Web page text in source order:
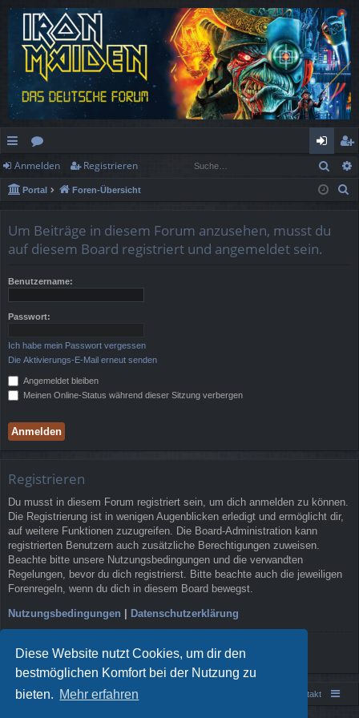
Diese Website nutzt Cookies, um dir den
bestmöglichen Komfort bei der Nutzung zu
bieten. Mehr erfahren
ch
ne
ug
f
or
en
n
m
de
eg
ist
Anmelden Registrieren
Portal Foren-Übersicht
Um Beiträge in diesem Forum anzusehen, musst du
auf diesem Board registriert und angemeldet sein.
Benutzername:
Passwort:
Ich habe mein Passwort vergessen
Die Aktivierungs-E-Mail erneut senden
Angemeldet bleiben
Meinen Online-Status während dieser Sitzung verbergen
Registrieren
Du musst in diesem Forum registriert sein, um dich anmelden zu können.
Die Registrierung ist in wenigen Augenblicken erledigt und ermöglicht dir,
auf weitere Funktionen zuzugreifen. Die Board-Administration kann
registrierten Benutzern auch zusätzliche Berechtigungen zuweisen.
Beachte bitte unsere Nutzungsbedingungen und die verwandten
Regelungen, bevor du dich registrierst. Bitte beachte auch die jeweiligen
Forenregeln, wenn du dich in diesem Board bewegst.
Nutzungsbedingungen | Datenschutzerklärung
Registrieren
Portal Foren-Übersicht Kontakt